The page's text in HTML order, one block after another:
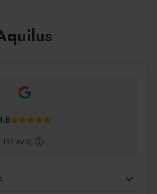
(31 avis)